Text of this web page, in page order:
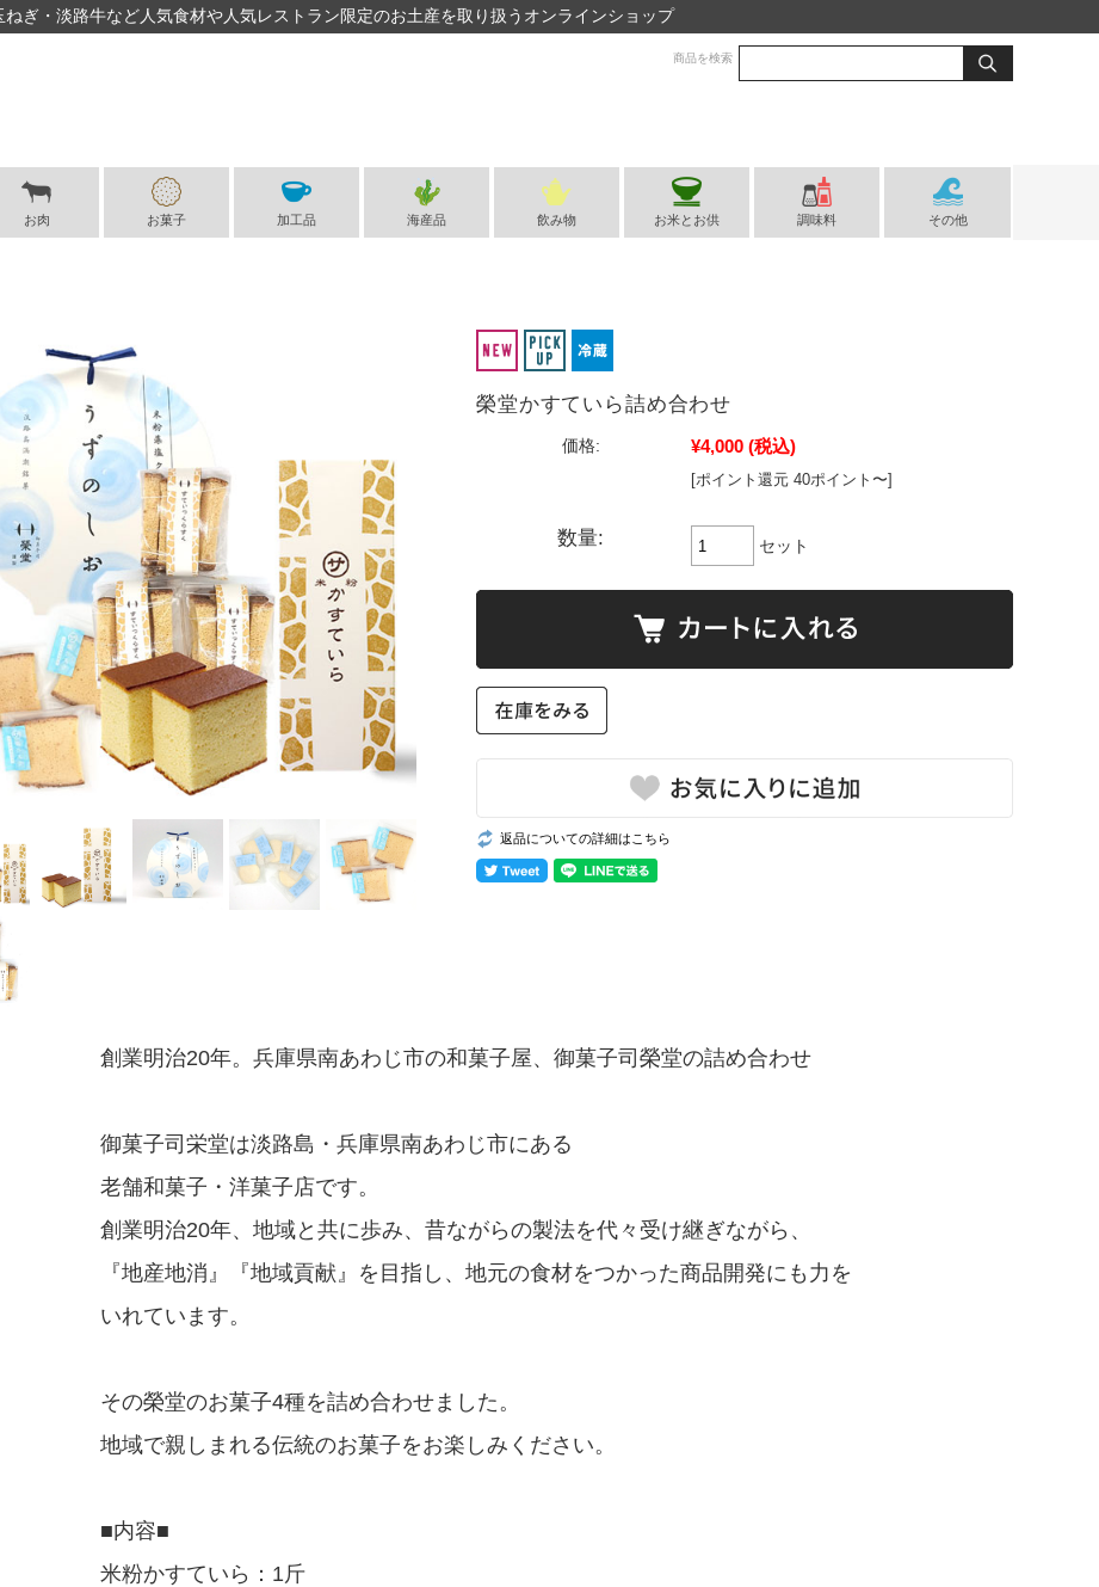
ねぎ・淡路牛など人気食材や人気レストラン限定のお土産を取り扱うオンラインショップ
商品を検索
お肉 お菓子 加工品 海産品 飲み物 お米とお供 調味料 その他
榮堂かすていら詰め合わせ
価格: ¥4,000 (税込)
[ポイント還元 40ポイント〜]
数量: セット
返品についての詳細はこちら
創業明治20年。兵庫県南あわじ市の和菓子屋、御菓子司榮堂の詰め合わせ
御菓子司栄堂は淡路島・兵庫県南あわじ市にある
老舗和菓子・洋菓子店です。
創業明治20年、地域と共に歩み、昔ながらの製法を代々受け継ぎながら、
『地産地消』『地域貢献』を目指し、地元の食材をつかった商品開発にも力を
いれています。
その榮堂のお菓子4種を詰め合わせました。
地域で親しまれる伝統のお菓子をお楽しみください。
■内容■
米粉かすていら：1斤